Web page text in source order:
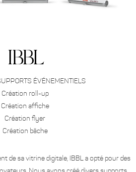
IBBL
ÉVÉNEMENTIELS
Création roll-up
Création affiche
Création flyer
Création bâche
de sa vitrine digitale, IBBL a opté pour des